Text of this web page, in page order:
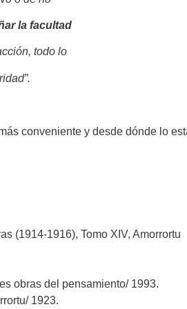
la facultad
todo lo
conveniente y desde dónde lo
(1914-1916), Tomo XIV, Amorrortu
obras del pensamiento/ 1993.
1923.